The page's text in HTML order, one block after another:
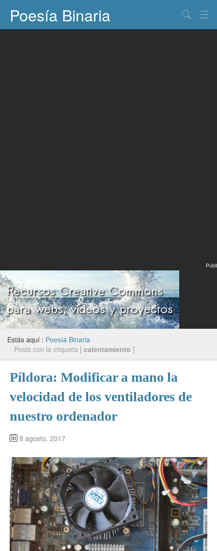
Poesía Binaria
Publi
Estás aquí : Poesía Binaria
/ Posts con la etiqueta [ calentamiento ]
Píldora: Modificar a mano la
velocidad de los ventiladores de
nuestro ordenador
8 agosto, 2017